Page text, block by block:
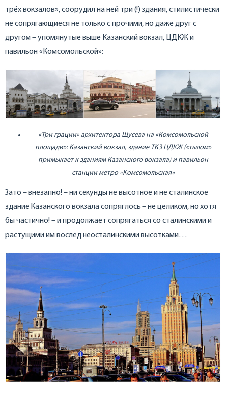
трёх вокзалов», соорудил на ней три (!) здания, стилистически
не сопрягающиеся не только с прочими, но даже друг с
другом – упомянутые выше Казанский вокзал, ЦДКЖ и
павильон «Комсомольской»:
«Три грации» архитектора Щусева на «Комсомольской
площади»: Казанский вокзал, здание ТКЗ ЦДКЖ («тылом»
примыкает к зданиям Казанского вокзала) и павильон
станции метро «Комсомольская»
Зато – внезапно! – ни секунды не высотное и не сталинское
здание Казанского вокзала сопряглось – не целиком, но хотя
бы частично! – и продолжает сопрягаться со сталинскими и
растущими им вослед неосталинскими высотками…